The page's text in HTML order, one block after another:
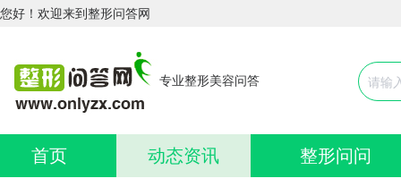
您好！欢迎来到整形问答网
专业整形美容问答
首页 动态资讯 整形问问